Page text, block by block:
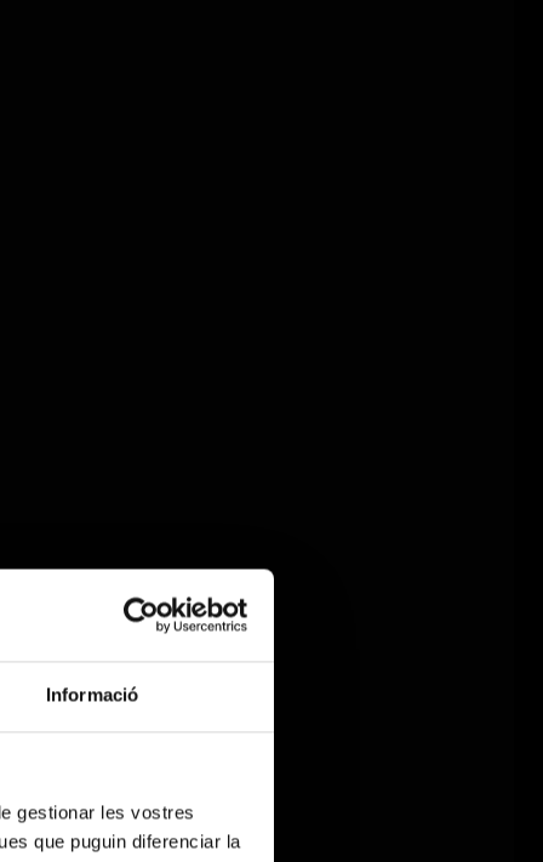
Informació
gestionar les vostres
que puguin diferenciar la